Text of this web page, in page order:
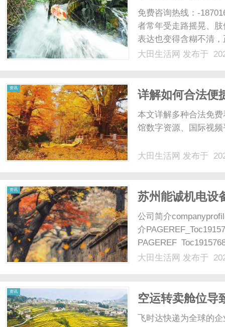
步恢复身体协调
免费咨询热线：-
者常年受走路摇晃、
表达也变得含糊不清
下降。不少人尝试营
大田生活网 发布于
资讯
详解如何合法便
本文详解多种合法免
馆数字资源、国际视
大田生活网 发布于
资讯
苏州能诚机电设
公司简介
介
四、公司主要产品
大田生活网 发布于
资讯
空运转卖舱位导
实操要点-寄国
飞时达快递为全球的